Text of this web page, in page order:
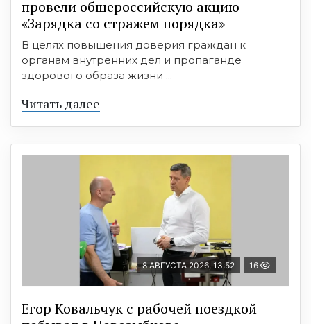
провели общероссийскую акцию
«Зарядка со стражем порядка»
В целях повышения доверия граждан к
органам внутренних дел и пропаганде
здорового образа жизни ...
Читать далее
8 АВГУСТА 2026, 13:52 16
Егор Ковальчук с рабочей поездкой